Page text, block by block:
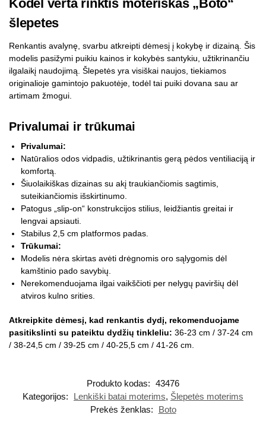
Kodėl verta rinktis moteriškas „Boto“
šlepetes
Renkantis avalynę, svarbu atkreipti dėmesį į kokybę ir dizainą. Šis
modelis pasižymi puikiu kainos ir kokybės santykiu, užtikrinančiu
ilgalaikį naudojimą. Šlepetės yra visiškai naujos, tiekiamos
originalioje gamintojo pakuotėje, todėl tai puiki dovana sau ar
artimam žmogui.
Privalumai ir trūkumai
Privalumai:
Natūralios odos vidpadis, užtikrinantis gerą pėdos ventiliaciją ir
komfortą.
Šiuolaikiškas dizainas su akį traukiančiomis sagtimis,
suteikiančiomis išskirtinumo.
Patogus „slip-on“ konstrukcijos stilius, leidžiantis greitai ir
lengvai apsiauti.
Stabilus 2,5 cm platformos padas.
Trūkumai:
Modelis nėra skirtas avėti drėgnomis oro sąlygomis dėl
kamštinio pado savybių.
Nerekomenduojama ilgai vaikščioti per nelygų paviršių dėl
atviros kulno srities.
Atkreipkite dėmesį, kad renkantis dydį, rekomenduojame
pasitikslinti su pateiktu dydžių tinkleliu: 36-23 cm / 37-24 cm
/ 38-24,5 cm / 39-25 cm / 40-25,5 cm / 41-26 cm.
Produkto kodas: 43476
Kategorijos:
Lenkiški batai moterims, Šlepetės moterims
Prekės ženklas:
Boto